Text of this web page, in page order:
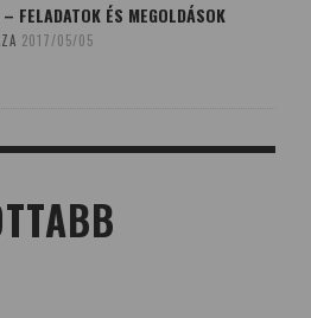
– FELADATOK ÉS MEGOLDÁSOK
2017/05/05